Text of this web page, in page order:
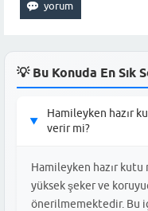
💡 Bu Konuda En Sık
▶
Hamileyken hazır
verir mi?
Hamileyken hazır
yüksek şeker ve
önerilmemektedir. Bu